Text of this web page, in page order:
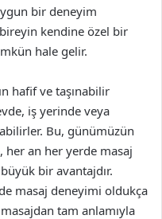
bir deneyim
kendine özel bir
hale gelir.
hafif ve taşınabilir
iş yerinde veya
Bu, günümüzün
an her yerde masaj
bir avantajdır.
masaj deneyimi oldukça
tam anlamıyla